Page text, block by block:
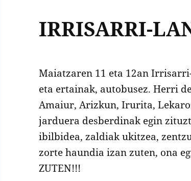
IRRISARRI-
Maiatzaren 11 eta 12an
eta ertainak, autobusez. Herri
Amaiur, Arizkun, Irurita,
jarduera desberdinak egin
ibilbidea, zaldiak ukitzea,
zorte haundia izan zuten, ona
ZUTEN!!!